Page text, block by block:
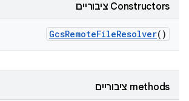
Constructors ציבוריים
GcsRemoteFileResolver()
‫methods ציבוריים